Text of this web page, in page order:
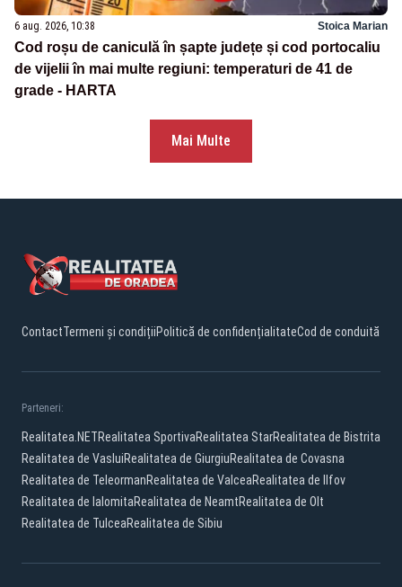
6 aug. 2026, 10:38 Stoica Marian
Cod roșu de caniculă în șapte județe și cod portocaliu
de vijelii în mai multe regiuni: temperaturi de 41 de
grade - HARTA
Mai Multe
ContactTermeni și condițiiPolitică de confidențialitateCod de conduită
Parteneri:
Realitatea.NETRealitatea SportivaRealitatea StarRealitatea de Bistrita
Realitatea de VasluiRealitatea de GiurgiuRealitatea de Covasna
Realitatea de TeleormanRealitatea de ValceaRealitatea de Ilfov
Realitatea de IalomitaRealitatea de NeamtRealitatea de Olt
Realitatea de TulceaRealitatea de Sibiu